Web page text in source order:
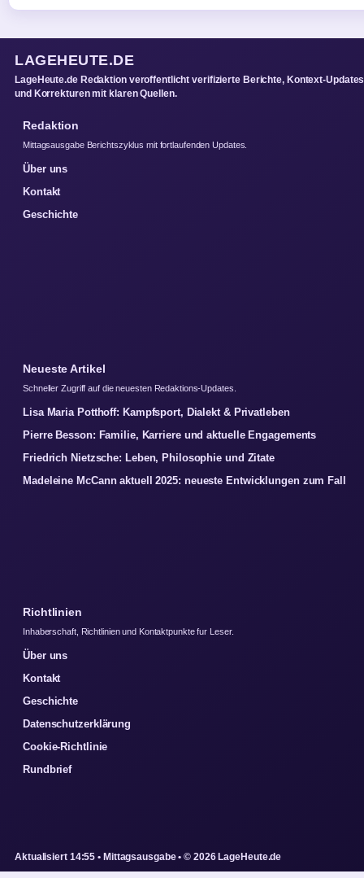
LAGEHEUTE.DE
LageHeute.de Redaktion veroffentlicht verifizierte Berichte, Kontext-Updates
und Korrekturen mit klaren Quellen.
Redaktion
Mittagsausgabe Berichtszyklus mit fortlaufenden Updates.
Über uns
Kontakt
Geschichte
Neueste Artikel
Schneller Zugriff auf die neuesten Redaktions-Updates.
Lisa Maria Potthoff: Kampfsport, Dialekt & Privatleben
Pierre Besson: Familie, Karriere und aktuelle Engagements
Friedrich Nietzsche: Leben, Philosophie und Zitate
Madeleine McCann aktuell 2025: neueste Entwicklungen zum Fall
Richtlinien
Inhaberschaft, Richtlinien und Kontaktpunkte fur Leser.
Über uns
Kontakt
Geschichte
Datenschutzerklärung
Cookie-Richtlinie
Rundbrief
Aktualisiert 14:55 • Mittagsausgabe • © 2026 LageHeute.de